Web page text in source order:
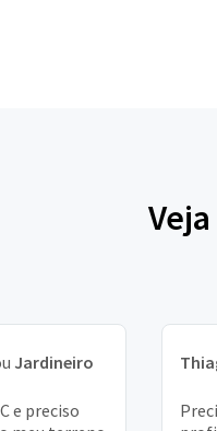
Jardineiro
e preciso